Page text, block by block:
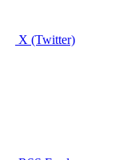
X (Twitter)